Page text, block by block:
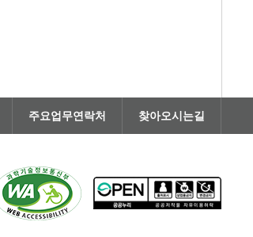
주요업무연락처 찾아오시는길